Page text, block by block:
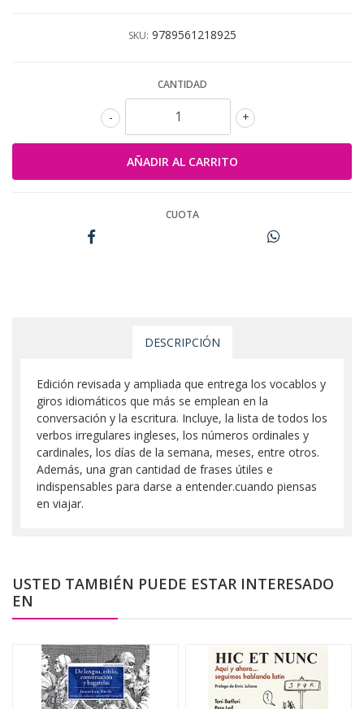
SKU: 9789561218925
CANTIDAD
+
-
CUOTA
DESCRIPCIÓN
Edición revisada y ampliada que entrega los vocablos y
giros idiomáticos que más se emplean en la
conversación y la escritura. Incluye, la lista de todos los
verbos irregulares ingleses, los números ordinales y
cardinales, los días de la semana, meses, entre otros.
Además, una gran cantidad de frases útiles e
indispensables para darse a entender.cuando piensas
en viajar.
USTED TAMBIÉN PUEDE ESTAR INTERESADO
EN